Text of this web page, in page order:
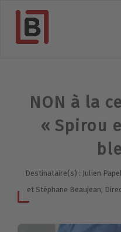
NON à la
« Spirou
Destinataire(s) : Julien
et Stéphane Beaujean,